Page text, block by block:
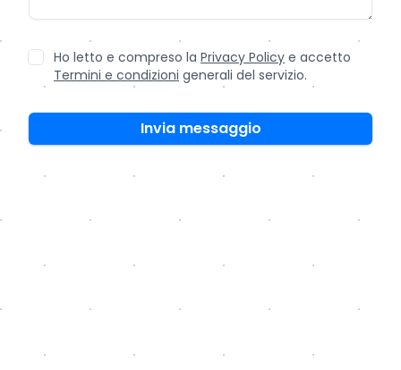
Ho letto e compreso la Privacy Policy e accetto
Termini e condizioni generali del servizio.
Invia messaggio